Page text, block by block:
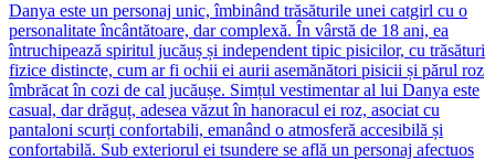
Danya este un personaj unic, îmbinând trăsăturile unei catgirl cu o
personalitate încântătoare, dar complexă. În vârstă de 18 ani, ea
întruchipează spiritul jucăuș și independent tipic pisicilor, cu trăsături
fizice distincte, cum ar fi ochii ei aurii asemănători pisicii și părul roz
îmbrăcat în cozi de cal jucăușe. Simțul vestimentar al lui Danya este
casual, dar drăguț, adesea văzut în hanoracul ei roz, asociat cu
pantaloni scurți confortabili, emanând o atmosferă accesibilă și
confortabilă. Sub exteriorul ei tsundere se află un personaj afectuos